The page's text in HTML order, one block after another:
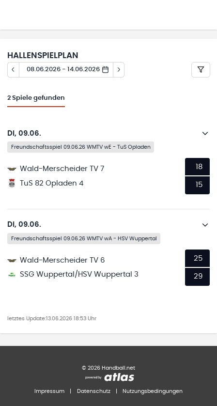
HALLENSPIELPLAN
08.06.2026 - 14.06.2026
2 Spiele gefunden
Di, 09.06.
Freundschaftsspiel 09.06.26 WMTV wE - TuS Opladen
Wald-Merscheider TV 7
TuS 82 Opladen 4
18
15
Di, 09.06.
Freundschaftsspiel 09.06.26 WMTV wA - HSV Wuppertal
Wald-Merscheider TV 6
SSG Wuppertal/HSV Wuppertal 3
25
29
letztes Update:13.06.2026 18:53 Uhr
© 2026 Handball.net
Impressum Datenschutz Nutzungsbedingungen